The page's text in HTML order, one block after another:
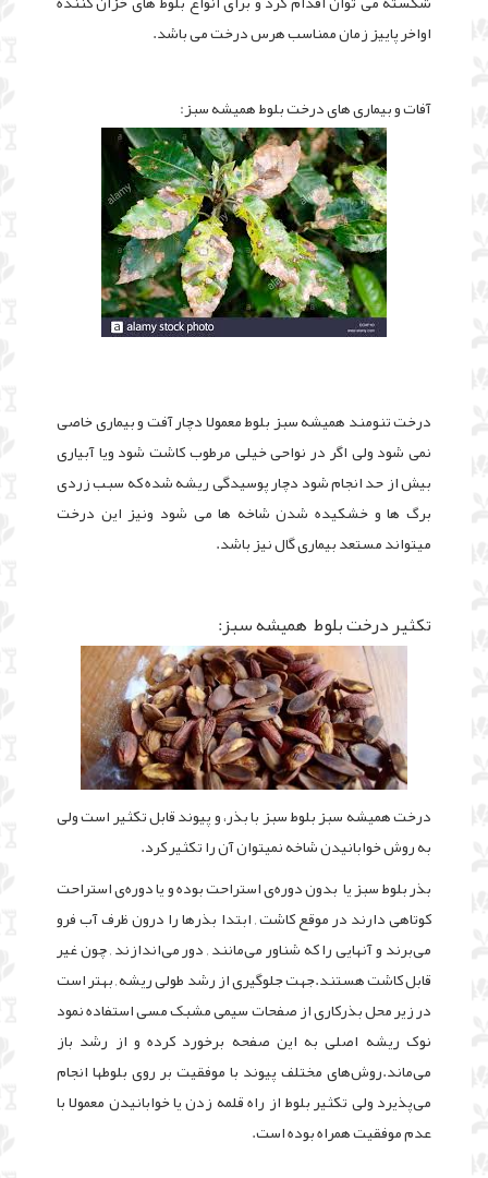
اواخر پاییز زمان ممناسب هرس درخت می باشد.
آفات و بیماری های درخت بلوط همیشه سبز:
درخت تنومند همیشه سبز بلوط معمولا دچار آفت و بیماری خاصی
نمی شود ولی اگر در نواحی خیلی مرطوب کاشت شود ویا آبیاری
بیش از حد انجام شود دچار پوسیدگی ریشه شده که سبب زردی
برگ ها و خشکیده شدن شاخه ها می شود ونیز این درخت
میتواند مستعد بیماری گال نیز باشد.
تکثیر درخت بلوط همیشه سبز:
درخت همیشه سبز بلوط سبز با بذر، و پیوند قابل تکثیر است ولی
به روش خوابانیدن شاخه نمیتوان آن را تکثیر کرد.
بذر بلوط سبز یا بدون دوره‌ی استراحت بوده و یا دوره‌ی استراحت
کوتاهی دارند در موقع کاشت , ابتدا بذرها را درون ظرف آب فرو
می‌برند و آنهایی را که شناور می‌مانند , دور می‌اندازند , چون غیر
قابل کاشت هستند.جهت جلوگیری از رشد طولی ریشه , بهتر است
در زیر محل بذرکاری از صفحات سیمی مشبک مسی استفاده نمود
نوک ریشه اصلی به این صفحه برخورد کرده و از رشد باز
می‌ماند.روش‌های مختلف پیوند با موفقیت بر روی بلوطها انجام
می‌پذیرد ولی تکثیر بلوط از راه قلمه زدن یا خوابانیدن معمولا با
عدم موفقیت همراه بوده است.